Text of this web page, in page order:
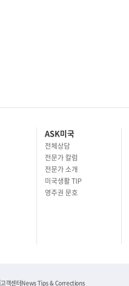
ASK미국
전체상담
전문가 칼럼
전문가 소개
미국생활 TIP
영주권 문호
고객센터News Tips & Corrections